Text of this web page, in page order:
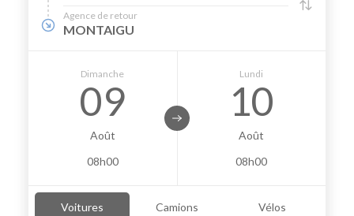
Agence de retour
MONTAIGU
Dimanche
09
Août
08h00
Lundi
10
Août
08h00
Voitures Camions Vélos